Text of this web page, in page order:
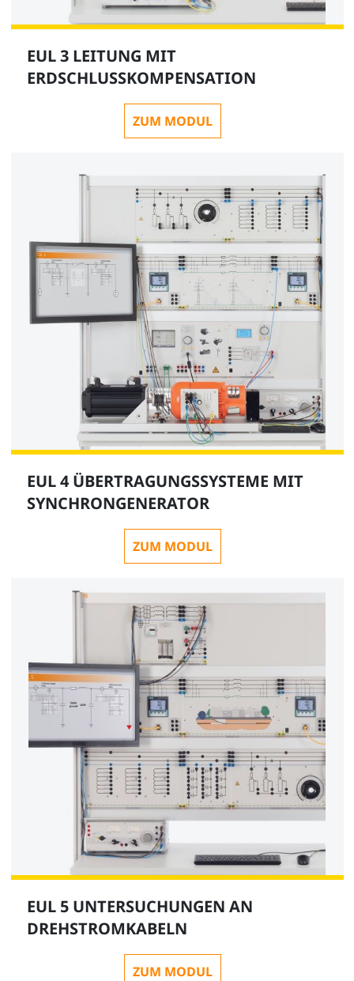
EUL 3 LEITUNG MIT
ERDSCHLUSSKOMPENSATION
ZUM MODUL
EUL 4 ÜBERTRAGUNGSSYSTEME MIT
SYNCHRONGENERATOR
ZUM MODUL
EUL 5 UNTERSUCHUNGEN AN
DREHSTROMKABELN
ZUM MODUL